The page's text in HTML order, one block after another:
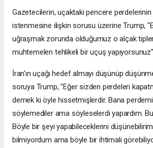
Gazetecilerin, uçaktaki pencere perdelerinin
istenmesine ilişkin sorusu üzerine Trump,
uğraşmak zorunda olduğumuz o alçak
muhtemelen tehlikeli bir uçuş
İran'ın uçağı hedef almayı düşünüp
soruya Trump, "Eğer sizden perdeleri
demek ki öyle hissetmişlerdir. Bana
söylemediler ama söyleselerdi yapardım.
Böyle bir şeyi yapabileceklerini düşünebilirim.
bilmiyordum ama böyle bir ihtimali